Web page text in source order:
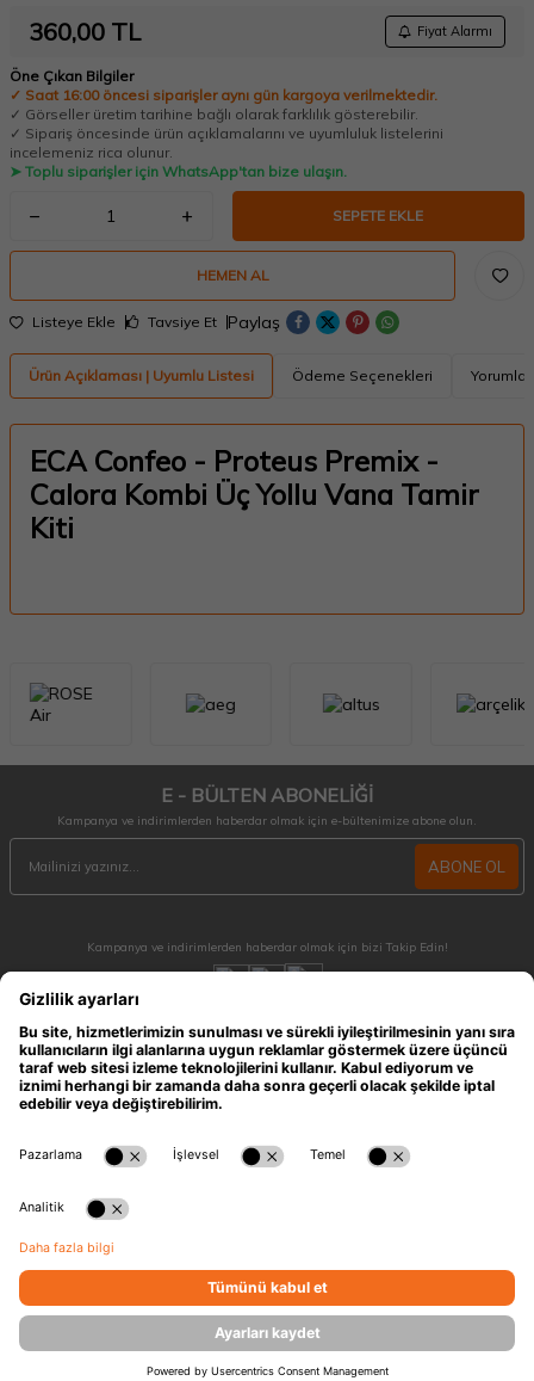
360,00 TL Fiyat Alarmı
Öne Çıkan Bilgiler
✓ Saat 16:00 öncesi siparişler aynı gün kargoya verilmektedir.
✓ Görseller üretim tarihine bağlı olarak farklılık gösterebilir.
✓ Sipariş öncesinde ürün açıklamalarını ve uyumluluk listelerini
incelemeniz rica olunur.
➤ Toplu siparişler için WhatsApp'tan bize ulaşın.
SEPETE EKLE
HEMEN AL
Listeye Ekle Tavsiye Et Paylaş
Ürün Açıklaması | Uyumlu Listesi Ödeme Seçenekleri Yorumlar
ECA Confeo - Proteus Premix -
Calora Kombi Üç Yollu Vana Tamir
Kiti
E - BÜLTEN ABONELİĞİ
Kampanya ve indirimlerden haberdar olmak için e-bültenimize abone olun.
ABONE OL
Kampanya ve indirimlerden haberdar olmak için bizi Takip Edin!
MÜŞTERİ HİZMETLERİ
Hafta içi 09:30 - 18:30 / Hafta sonu 10:00 - 17:00 arası merak ettiğiniz tüm sorular ve
siparişleriniz için ulaşabilirsiniz.
ÖNEMLİ BİLGİLER
HIZLI ERİŞİM
KATEGORİLER
İLETİŞİM
-SoftE-TicaretSistemleriyle Hazırlanmıştır.